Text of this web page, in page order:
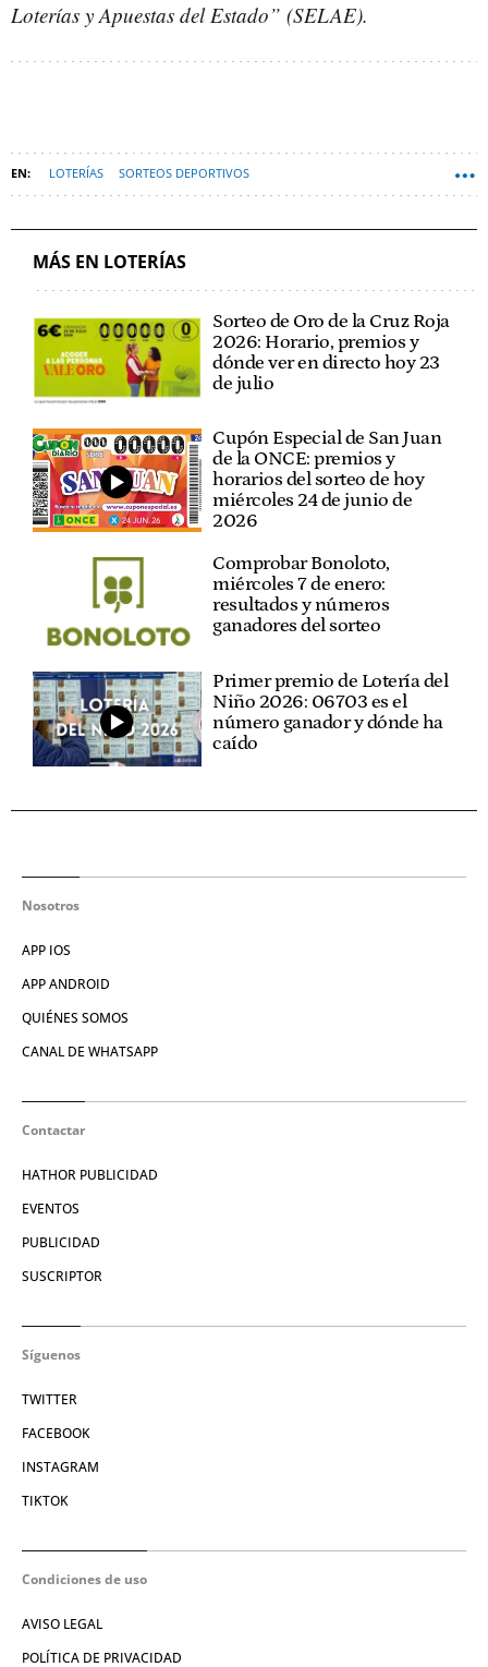
Loterías y Apuestas del Estado” (SELAE).
LOTERÍAS SORTEOS DEPORTIVOS
MÁS EN LOTERÍAS
Sorteo de Oro de la Cruz Roja
2026: Horario, premios y
dónde ver en directo hoy 23
de julio
Cupón Especial de San Juan
de la ONCE: premios y
horarios del sorteo de hoy
miércoles 24 de junio de
2026
Comprobar Bonoloto,
miércoles 7 de enero:
resultados y números
ganadores del sorteo
Primer premio de Lotería del
Niño 2026: 06703 es el
número ganador y dónde ha
caído
Nosotros
APP IOS
APP ANDROID
QUIÉNES SOMOS
CANAL DE WHATSAPP
Contactar
HATHOR PUBLICIDAD
EVENTOS
PUBLICIDAD
SUSCRIPTOR
Síguenos
TWITTER
FACEBOOK
INSTAGRAM
TIKTOK
Condiciones de uso
AVISO LEGAL
POLÍTICA DE PRIVACIDAD